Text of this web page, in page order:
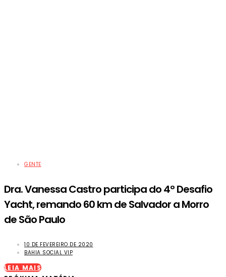
GENTE
Dra. Vanessa Castro participa do 4º Desafio
Yacht, remando 60 km de Salvador a Morro
de São Paulo
10 DE FEVEREIRO DE 2020
BAHIA SOCIAL VIP
LEIA MAIS